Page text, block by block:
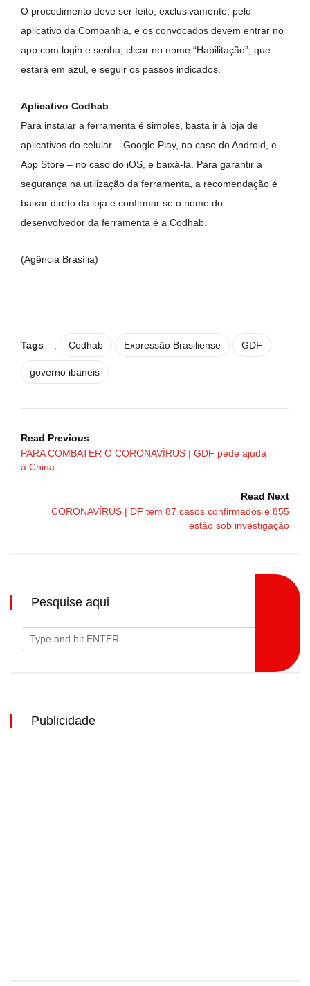
O procedimento deve ser feito, exclusivamente, pelo
aplicativo da Companhia, e os convocados devem entrar no
app com login e senha, clicar no nome “Habilitação”, que
estará em azul, e seguir os passos indicados.
Aplicativo Codhab
Para instalar a ferramenta é simples, basta ir à loja de
aplicativos do celular – Google Play, no caso do Android, e
App Store – no caso do iOS, e baixá-la. Para garantir a
segurança na utilização da ferramenta, a recomendação é
baixar direto da loja e confirmar se o nome do
desenvolvedor da ferramenta é a Codhab.
(Agência Brasília)
Tags : Codhab Expressão Brasiliense GDF
governo ibaneis
Read Previous
PARA COMBATER O CORONAVÍRUS | GDF pede ajuda
à China
Read Next
CORONAVÍRUS | DF tem 87 casos confirmados e 855
estão sob investigação
Pesquise aqui
Publicidade